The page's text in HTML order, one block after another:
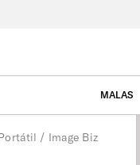
MALAS
/ Image Biz